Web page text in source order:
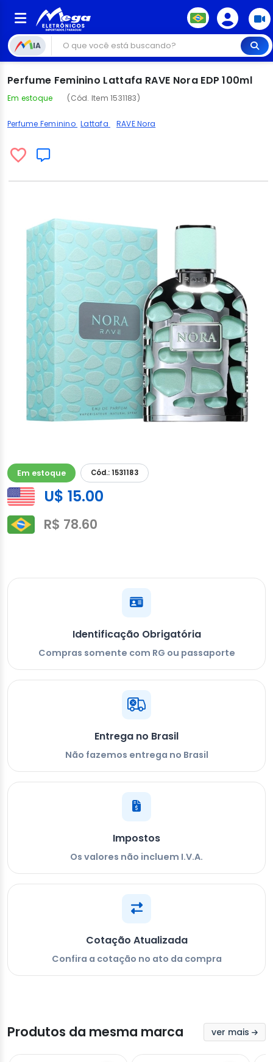
IA
Perfume Feminino Lattafa RAVE Nora EDP 100ml
Em estoque (Cód. Item 1531183)
Perfume Feminino Lattafa RAVE Nora
Em estoque Cód.: 1531183
U$ 15.00
R$ 78.60
Identificação Obrigatória
Compras somente com RG ou passaporte
Entrega no Brasil
Não fazemos entrega no Brasil
Impostos
Os valores não incluem I.V.A.
Cotação Atualizada
Confira a cotação no ato da compra
Produtos da mesma marca ver mais